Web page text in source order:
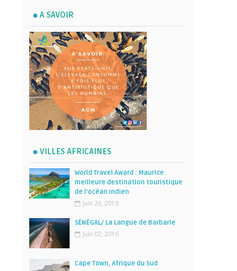
A SAVOIR
VILLES AFRICAINES
World Travel Award : Maurice
meilleure destination touristique
de l’océan Indien
Juin 26, 2019
SÉNÉGAL/ La Langue de Barbarie
Juin 02, 2019
Cape Town, Afrique du Sud